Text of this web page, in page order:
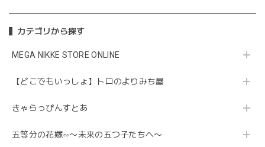
カテゴリから探す
MEGA NIKKE STORE ONLINE
【どこでもいっしょ】トロのよりみち屋
きゃらっぴんすとあ
五等分の花嫁∽〜未来の五つ子たちへ〜